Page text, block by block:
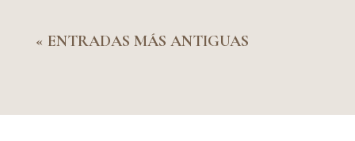
« ENTRADAS MÁS ANTIGUAS